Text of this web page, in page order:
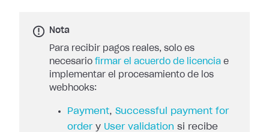
Nota
Para recibir pagos reales, solo es
necesario firmar el acuerdo de licencia e
implementar el procesamiento de los
webhooks:
Payment, Successful payment for
ordery User validation si recibe